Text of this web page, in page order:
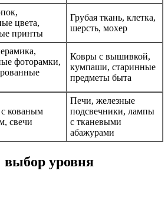
цвета,
принты
Грубая ткань, клетка,
шерсть, мохер
фоторамки,
Ковры с вышивкой,
кумпаши, старинные
предметы быта
кованым
свечи
Печи, железные
подсвечники, лампы
с тканевыми
абажурами
уровня